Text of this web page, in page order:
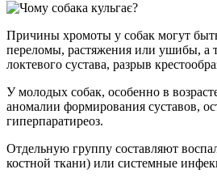
Причины хромоты у собак могут
переломы, растяжения или ушибы, а
локтевого сустава, разрыв
У молодых собак, особенно в
аномалии формирования суставов,
гиперпаратиреоз.
Отдельную группу составляют
костной ткани) или системные